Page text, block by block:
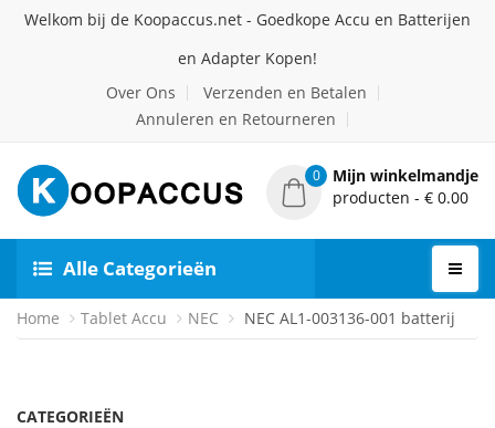
Welkom bij de Koopaccus.net - Goedkope Accu en Batterijen
en Adapter Kopen!
Over Ons
Verzenden en Betalen
Annuleren en Retourneren
0
Mijn winkelmandje
producten - € 0.00
Alle Categorieën
Home Tablet Accu NEC NEC AL1-003136-001 batterij
CATEGORIEËN